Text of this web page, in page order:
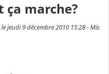
ça marche?
jeudi 9 décembre 2010 15:28 - Mis